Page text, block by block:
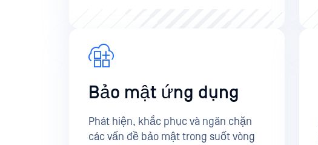
Bảo mật ứng dụng
Phát hiện, khắc phục và ngăn chặn
các vấn đề bảo mật trong suốt vòng